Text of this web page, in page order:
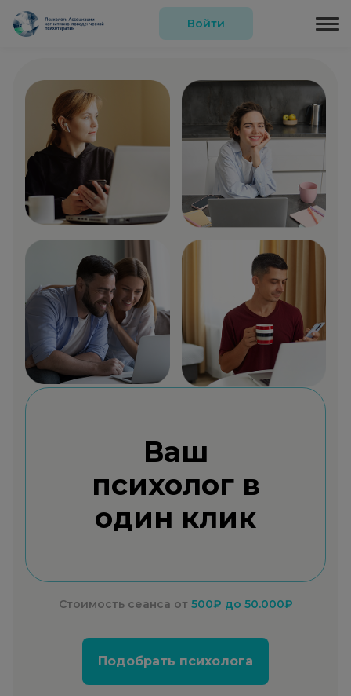
Войти
Ваш
психолог в
один клик
Стоимость сеанса от 500₽ до 50.000₽
Подобрать психолога